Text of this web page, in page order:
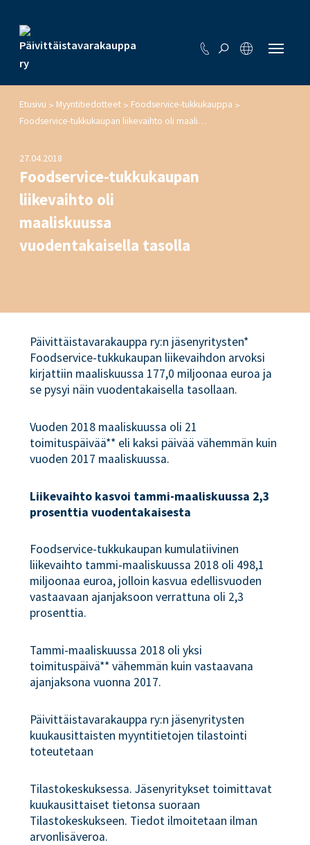
Etusivu > Myyntitiedotteet > Foodservice-tukkukauppa >
Foodservice-tukkukaupan liikevaihto oli maaliskuussa vuodentakaisella tasolla
27.04.2018
Foodservice-tukkukaupan
liikevaihto oli
maaliskuussa
vuodentakaisella tasolla
Päivittäistavarakauppa ry:n jäsenyritysten*
Foodservice-tukkukaupan liikevaihdon arvoksi
kirjattiin maaliskuussa 177,0 miljoonaa euroa ja
se pysyi näin vuodentakaisella tasollaan.
Vuoden 2018 maaliskuussa oli 21
toimituspäivää** eli kaksi päivää vähemmän kuin
vuoden 2017 maaliskuussa.
Liikevaihto kasvoi tammi-maaliskuussa 2,3
prosenttia vuodentakaisesta
Foodservice-tukkukaupan kumulatiivinen
liikevaihto tammi-maaliskuussa 2018 oli 498,1
miljoonaa euroa, jolloin kasvua edellisvuoden
vastaavaan ajanjaksoon verrattuna oli 2,3
prosenttia.
Tammi-maaliskuussa 2018 oli yksi
toimituspäivä** vähemmän kuin vastaavana
ajanjaksona vuonna 2017.
Päivittäistavarakauppa ry:n jäsenyritysten
kuukausittaisten myyntitietojen tilastointi
toteutetaan
Tilastokeskuksessa. Jäsenyritykset toimittavat
kuukausittaiset tietonsa suoraan
Tilastokeskukseen. Tiedot ilmoitetaan ilman
arvonlisäveroa.